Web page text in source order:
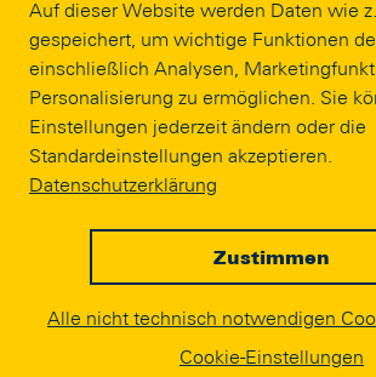
Eintracht Braunschweig Stiftung
Interne Meldestelle
Impressum
SPONSORING
© EINTRACHT.COM 2020
Auf dieser Website werden Daten wie
gespeichert, um wichtige Funktionen
einschließlich Analysen,
Personalisierung zu ermöglichen. Sie
Einstellungen jederzeit ändern oder die
Standardeinstellungen akzeptieren.
Datenschutzerklärung
Zustimmen
Alle nicht technisch notwendigen
Cookie-Einstellungen